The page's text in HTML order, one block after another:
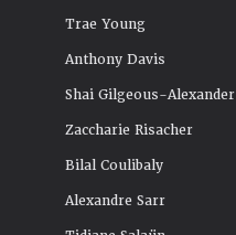
Trae Young
Anthony Davis
Shai Gilgeous-Alexander
Zaccharie Risacher
Bilal Coulibaly
Alexandre Sarr